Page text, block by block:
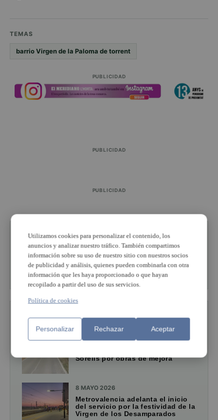
TEMAS
barrio Virgen de la Paloma de torrent
PUBLICIDAD
PUBLICIDAD
PUBLICIDAD
ESTÁS LEYENDO SOBRE
Actualidad
Ver más de esta sección
TAMBIÉN TE PUEDE INTERESAR
3 AGOSTO 2026
Sorells por obras de mejora
8 MAYO 2026
Metrovalencia adelanta el inicio
del servicio por la festividad de la
Virgen de los Desamparados
Utilizamos cookies para personalizar el contenido, los
anuncios y analizar nuestro tráfico. También compartimos
información sobre su uso de nuestro sitio con nuestros socios
de publicidad y análisis, quienes pueden combinarla con otra
información que les haya proporcionado o que hayan
recopilado a partir del uso de sus servicios.
Política de cookies
Personalizar Rechazar Aceptar